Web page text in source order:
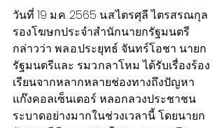
วันที่ 19 ม.ค. 2565 น.ส.ไตรศุลี ไตรสรณกุล
รองโฆษกประจําสํานักนายกรัฐมนตรี
กล่าวว่า พล.อ.ประยุทธ์ จันทร์โอชา นายก
รัฐมนตรีและ รมว.กลาโหม ได้รับเรื่องร้อง
เรียนจากหลากหลายช่องทางถึงปัญหา
แก๊งคอลเซ็นเตอร์ หลอกลวงประชาชน
ระบาดอย่างมากในช่วงเวลานี้ โดยนายก